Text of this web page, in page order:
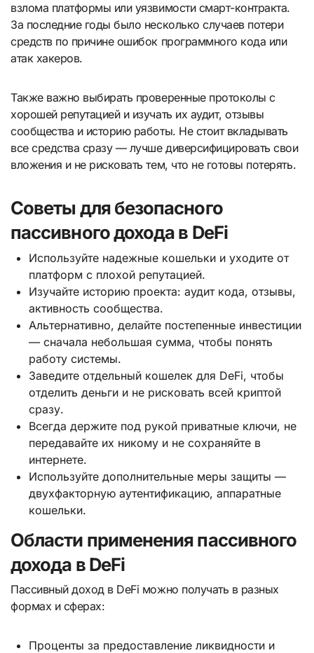
взлома платформы или уязвимости смарт-контракта.
За последние годы было несколько случаев потери
средств по причине ошибок программного кода или
атак хакеров.
Также важно выбирать проверенные протоколы с
хорошей репутацией и изучать их аудит, отзывы
сообщества и историю работы. Не стоит вкладывать
все средства сразу — лучше диверсифицировать свои
вложения и не рисковать тем, что не готовы потерять.
Советы для безопасного
пассивного дохода в DeFi
Используйте надежные кошельки и уходите от
платформ с плохой репутацией.
Изучайте историю проекта: аудит кода, отзывы,
активность сообщества.
Альтернативно, делайте постепенные инвестиции
— сначала небольшая сумма, чтобы понять
работу системы.
Заведите отдельный кошелек для DeFi, чтобы
отделить деньги и не рисковать всей криптой
сразу.
Всегда держите под рукой приватные ключи, не
передавайте их никому и не сохраняйте в
интернете.
Используйте дополнительные меры защиты —
двухфакторную аутентификацию, аппаратные
кошельки.
Области применения пассивного
дохода в DeFi
Пассивный доход в DeFi можно получать в разных
формах и сферах:
Проценты за предоставление ликвидности и